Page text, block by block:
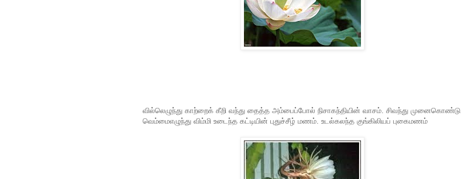
வில்லெழுந்து காற்றைக் கீறி வந்து தைத்த அம்பைப்போல் நிசாகந்தியின் வாசம். சிவந்து முனைகொண்டு
வெம்மைஎழுந்து விம்மி உடைந்த கட்டியின் புதுச்சீழ் மணம். உடல்கலந்த குங்கிலியப் புகைமணம்